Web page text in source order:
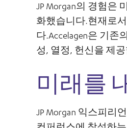
JP Morgan의 경험은
화했습니다.현재로
다.Accelagen은 기
성, 열정, 헌신을 제
미래를
JP Morgan 익스피리